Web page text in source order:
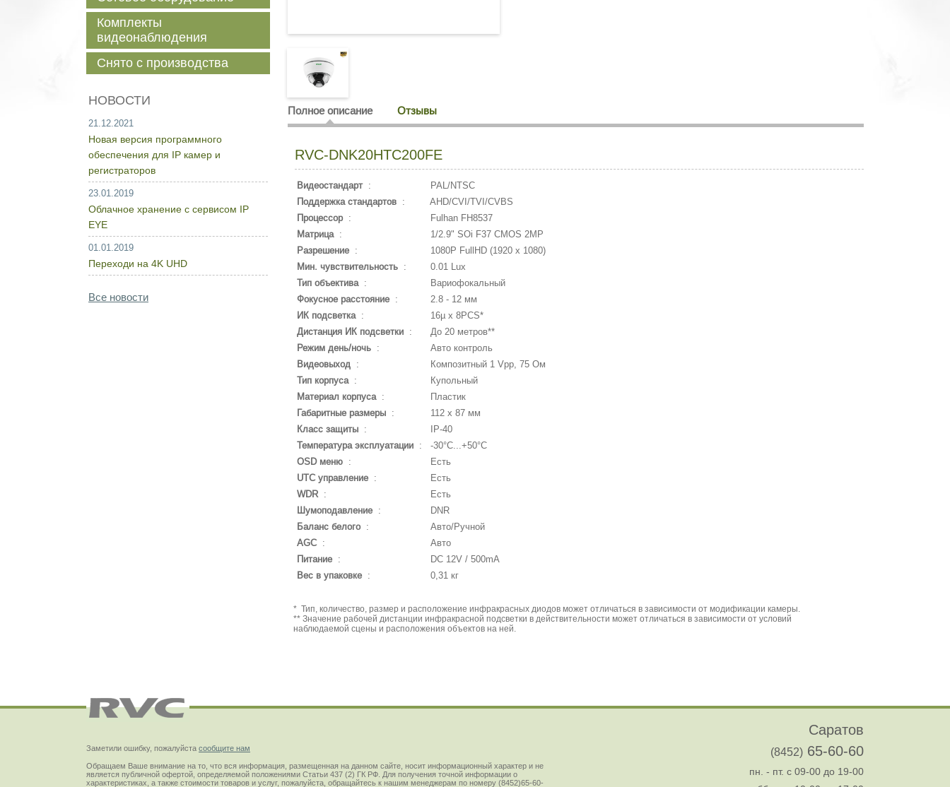
Полное описание Отзывы
RVC-DNK20HTC200FE
Видеостандарт:
PAL/NTSC
Поддержка стандартов :
AHD/CVI/TVI/CVBS
Процессор:
Fulhan FH8537
Матрица:
1/2.9" SOi F37 CMOS 2MP
Разрешение :
1080P FullHD (1920 x 1080)
Мин. чувствительность :
0.01 Lux
Тип объектива:
Вариофокальный
Фокусное расстояние :
2.8 - 12 мм
ИК подсветка:
16µ x 8PCS*
Дистанция ИК подсветки :
До 20 метров**
Режим день/ночь :
Авто контроль
Видеовыход :
Композитный 1 Vpp, 75 Ом
Тип корпуса:
Купольный
Материал корпуса:
Пластик
Габаритные размеры :
112 x 87 мм
Класс защиты :
IP-40
Температура эксплуатации :
-30°С...+50°С
OSD меню :
Есть
UTC управление :
Есть
WDR:
Есть
Шумоподавление :
DNR
Баланс белого:
Авто/Ручной
AGC:
Авто
Питание :
DC 12V / 500mA
Вес в упаковке : 0,31 кг
Комплекты
видеонаблюдения
Снято с производства
НОВОСТИ
21.12.2021
Новая версия программного
обеспечения для IP камер и
регистраторов
23.01.2019
Облачное хранение с сервисом IP
EYE
01.01.2019
Переходи на 4K UHD
Все новости
Заметили ошибку, пожалуйста сообщите нам
Обращаем Ваше внимание на то, что вся информация, размещенная на данном сайте, носит информационный характер и не
является публичной офертой, определяемой положениями Статьи 437 (2) ГК РФ. Для получения точной информации о
характеристиках, а также стоимости товаров и услуг, пожалуйста, обращайтесь к нашим менеджерам по номеру (8452)65-60-
Саратов
(8452) 65-60-60
пн. - пт. с 09-00 до 19-00